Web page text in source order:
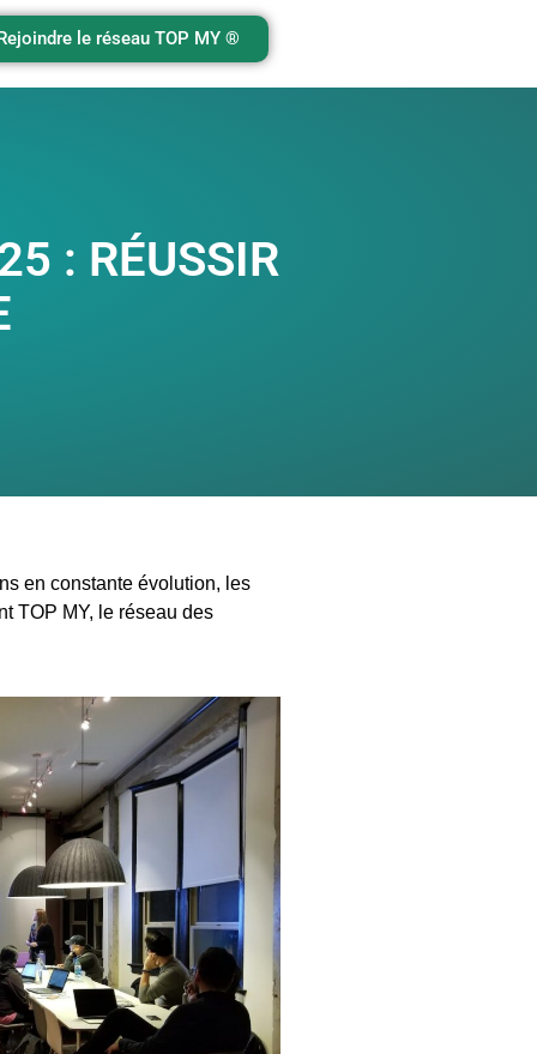
le réseau TOP MY ®️
: RÉUSSIR
en constante évolution, les
TOP MY, le réseau des